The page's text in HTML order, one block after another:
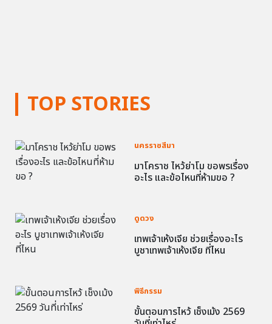
TOP STORIES
นครราชสีมา
มาโคราช ไหว้ย่าโม ขอพรเรื่อง
อะไร และข้อไหนที่ห้ามขอ ?
ดูดวง
เทพเจ้าเห้งเจีย ช่วยเรื่องอะไร
บูชาเทพเจ้าเห้งเจีย ที่ไหน
พิธีกรรม
ขั้นตอนการไหว้ เช็งเม้ง 2569